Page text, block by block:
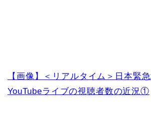
【画像】＜リアルタイム＞日本緊
YouTubeライブの視聴者数の近況①